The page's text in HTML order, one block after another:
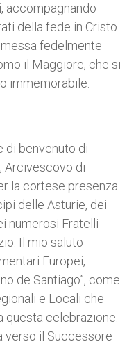
accompagnando
della fede in Cristo
fedelmente
il Maggiore, che si
immemorabile.
di benvenuto di
Arcivescovo di
la cortese presenza
delle Asturie, dei
numerosi Fratelli
Il mio saluto
Europei,
de Santiago”, come
e Locali che
questa celebrazione.
verso il Successore